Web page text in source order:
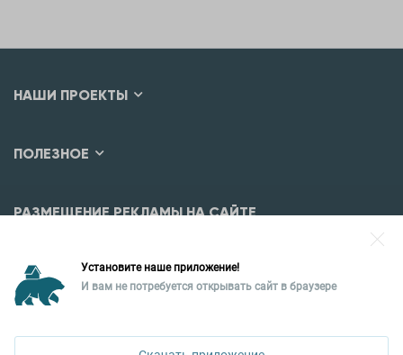
НАШИ ПРОЕКТЫ
ПОЛЕЗНОЕ
РАЗМЕЩЕНИЕ РЕКЛАМЫ НА САЙТЕ
Уральская палата недвижимости
ул. Горького, 65, 0 подъезд, 3 этаж
Установите наше приложение!
И вам не потребуется открывать сайт в браузере